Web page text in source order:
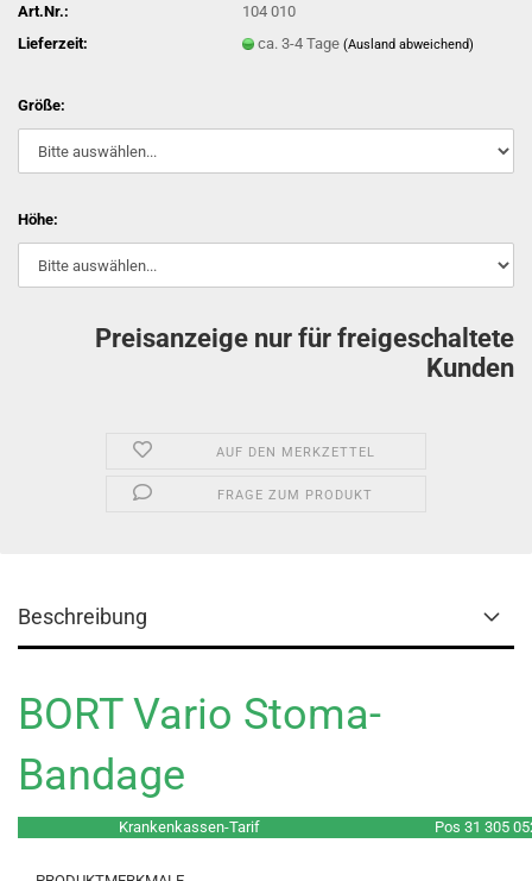
Art.Nr.:
104 010
Lieferzeit:
ca. 3-4 Tage(Ausland abweichend)
Größe:
Höhe:
Preisanzeige nur für freigeschaltete
Kunden
AUF DEN MERKZETTEL
FRAGE ZUM PRODUKT
Beschreibung
BORT Vario Stoma-
Bandage
Krankenkassen-Tarif Pos 31 305